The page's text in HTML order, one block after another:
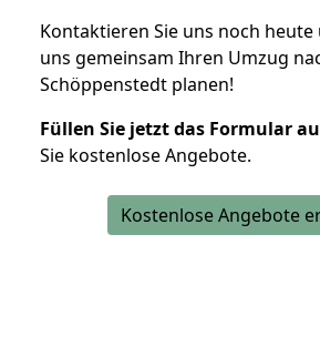
Kontaktieren Sie uns noch heute
uns gemeinsam Ihren Umzug
Schöppenstedt planen!
Füllen Sie jetzt das Formular
Sie kostenlose Angebote.
Kostenlose Angebote